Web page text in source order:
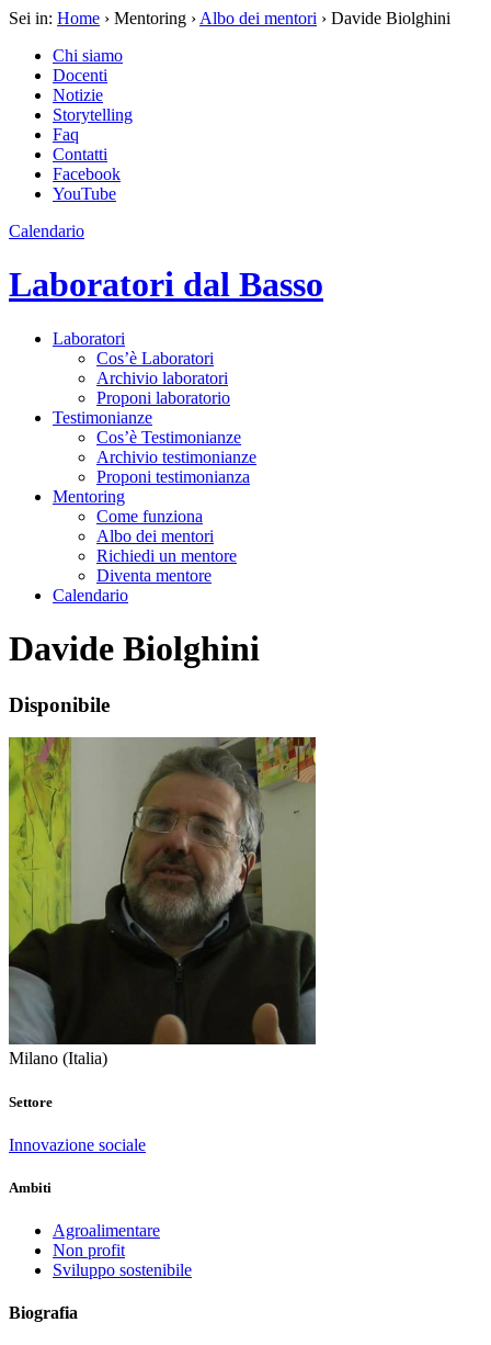
Sei in: Home › Mentoring › Albo dei mentori › Davide Biolghini
Chi siamo
Docenti
Notizie
Storytelling
Faq
Contatti
Facebook
YouTube
Calendario
Laboratori dal Basso
Laboratori
Cos’è Laboratori
Archivio laboratori
Proponi laboratorio
Testimonianze
Cos’è Testimonianze
Archivio testimonianze
Proponi testimonianza
Mentoring
Come funziona
Albo dei mentori
Richiedi un mentore
Diventa mentore
Calendario
Davide Biolghini
Disponibile
Milano (Italia)
Settore
Innovazione sociale
Ambiti
Agroalimentare
Non profit
Sviluppo sostenibile
Biografia